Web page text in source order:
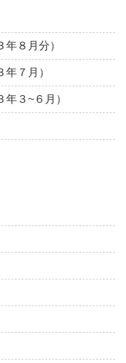
８月分）
７月）
３~６月）